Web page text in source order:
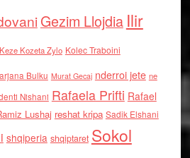
Gezim Llojdia Ilir
Keze Kozeta Zylo Kolec Traboini
Bulku Murat Gecaj nderroi jete ne
Nishani Rafaela Prifti Rafael
Lushaj reshat kripa Sadik Elshani
shqiperia shqiptaret Sokol